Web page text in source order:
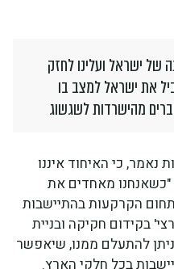
של ישראל ועלינו לחזק
את ישראל למצב בו
מהישרדות לשגשוג
נאמר, כי האיחוד איננו
"כשאנחנו מאחדים את
הקרקעות בהתיישבות
בקידום חקיקה ובניית
ניתן להתעלם ממנו, שיאפשר
בכל חלקי הארץ.